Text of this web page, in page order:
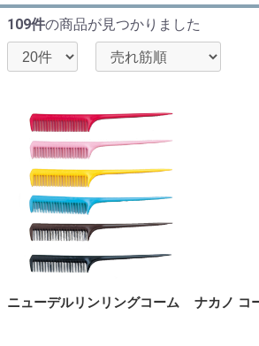
109件の商品が見つかりました
ニューデルリンリングコーム ナカノ コ